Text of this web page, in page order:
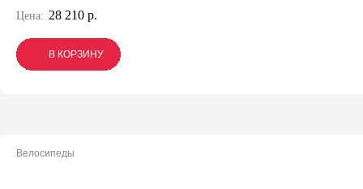
Цена: 28 210 р.
В КОРЗИНУ
В КОРЗИНУ
В КОРЗИНУ
Велосипеды